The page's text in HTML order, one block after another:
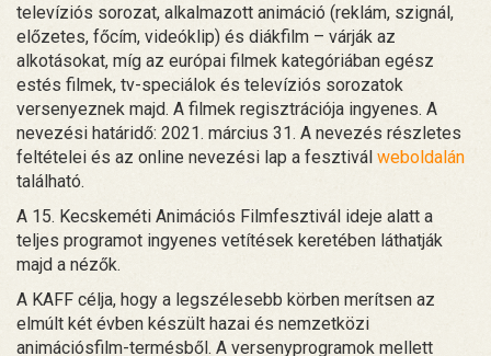
televíziós sorozat, alkalmazott animáció (reklám, szignál,
előzetes, főcím, videóklip) és diákfilm – várják az
alkotásokat, míg az európai filmek kategóriában egész
estés filmek, tv-speciálok és televíziós sorozatok
versenyeznek majd. A filmek regisztrációja ingyenes. A
nevezési határidő: 2021. március 31. A nevezés részletes
feltételei és az online nevezési lap a fesztivál weboldalán
található.
A 15. Kecskeméti Animációs Filmfesztivál ideje alatt a
teljes programot ingyenes vetítések keretében láthatják
majd a nézők.
A KAFF célja, hogy a legszélesebb körben merítsen az
elmúlt két évben készült hazai és nemzetközi
animációsfilm-termésből. A versenyprogramok mellett